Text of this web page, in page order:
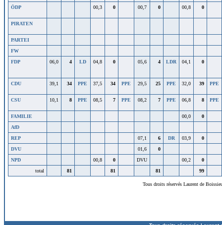
ÖDP 00,3 0 00,7 0 00,8 0
PIRATEN
PARTEI
FW
FDP
06,0 4 LD 04,8 0 05,6 4 LDR 04,1 0
CDU 39,1 34 PPE 37,5 34 PPE 29,5 25 PPE 32,0 39 PPE
CSU 10,1 8 PPE 08,5 7 PPE 08,2 7 PPE 06,8 8 PPE
FAMILIE 00,0
0
AfD
REP
07,1 6 DR 03,9
0
DVU
01,6
0
NPD
00,8 0 DVU 00,2
0
total
81 81 81 99
Tous droits réservés Laurent de